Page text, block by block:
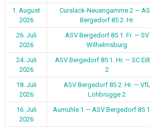
1. August
2026
Curslack-Neuengamme 2 —
Bergedorf 85 2. Hr.
26. Juli
2026
ASV Bergedorf 85 1. Fr. — SV
Wilhelmsburg
24. Juli
2026
ASV Bergedorf 85 1. Hr. — SC
2
18. Juli
2026
ASV Bergedorf 85 2. Hr. — VfL
Lohbrügge 2
16. Juli
2026
Aumühle 1 — ASV Bergedorf 85